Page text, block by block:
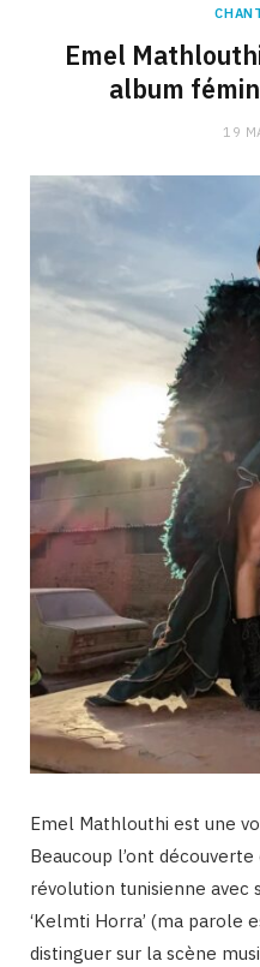
Emel
album
19
Emel Mathlouthi est une
Beaucoup l’ont
révolution tunisienne avec
‘Kelmti Horra’ (ma parole
distinguer sur la scène